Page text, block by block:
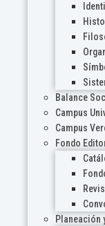
Balance
Campus
Campus
Fondo
Planeación